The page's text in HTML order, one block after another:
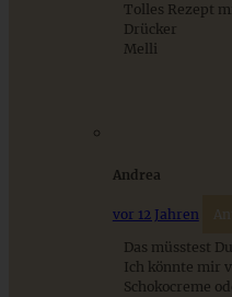
Rhabarber Rührkuchen /
Aprikosen-
fruchtig - der perfekte
Tolles Rezept
Drücker
Melli
Andrea
vor 12 Jahren
Das müsstest
Ich könnte mir
Schokocreme